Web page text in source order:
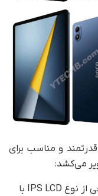
و مناسب برای
می‌کشد:
صفحه‌نمایش ۱۲.۱ اینچی از نوع IPS LCD با